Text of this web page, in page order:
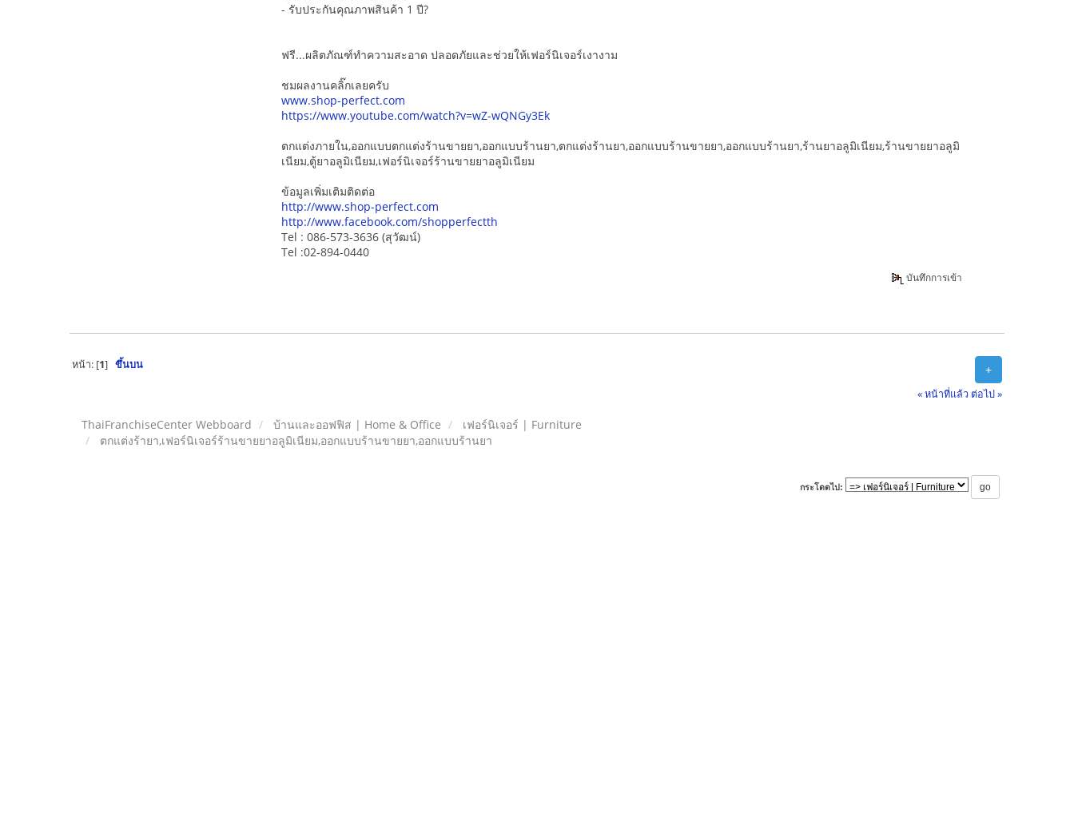
- รับประกันคุณภาพสินค้า 1 ปี?
ฟรี...ผลิตภัณฑ์ทำความสะอาด ปลอดภัยและช่วยให้เฟอร์นิเจอร์เงางาม
ชมผลงานคลิ๊กเลยครับ
www.shop-perfect.com
https://www.youtube.com/watch?v=wZ-wQNGy3Ek
ตกแต่งภายใน,ออกแบบตกแต่งร้านขายยา,ออกแบบร้านยา,ตกแต่งร้านยา,ออกแบบร้านขายยา,ออกแบบร้านยา,ร้านยาอลูมิเนียม,ร้านขายยาอลูมิ
เนียม,ตู้ยาอลูมิเนียม,เฟอร์นิเจอร์ร้านขายยาอลูมิเนียม
ข้อมูลเพิ่มเติมติดต่อ
http://www.shop-perfect.com
http://www.facebook.com/shopperfectth
Tel : 086-573-3636 (สุวัฒน์)
Tel :02-894-0440
บันทึกการเข้า
+
หน้า: [1] ขึ้นบน
« หน้าที่แล้ว ต่อไป »
ThaiFranchiseCenter Webboard บ้านและออฟฟิส | Home & Office
เฟอร์นิเจอร์ | Furniture
ตกแต่งร้ายา,เฟอร์นิเจอร์ร้านขายยาอลูมิเนียม,ออกแบบร้านขายยา,ออกแบบร้านยา
กระโดดไป: